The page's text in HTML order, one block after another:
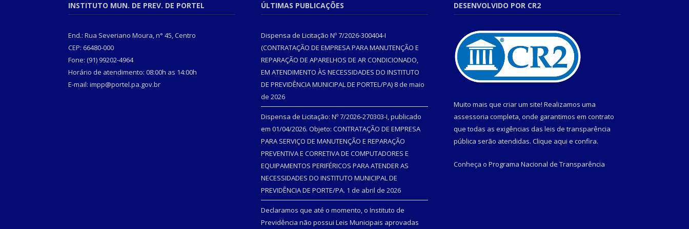
INSTITUTO MUN. DE PREV. DE PORTEL
End.: Rua Severiano Moura, n° 45, Centro
CEP: 66480-000
Fone: (91) 99202-4964
Horário de atendimento: 08:00h as 14:00h
E-mail: impp@portel.pa.gov.br
ÚLTIMAS PUBLICAÇÕES
Dispensa de Licitação Nº 7/2026-300404-I
(CONTRATAÇÃO DE EMPRESA PARA MANUTENÇÃO E
REPARAÇÃO DE APARELHOS DE AR CONDICIONADO,
EM ATENDIMENTO ÀS NECESSIDADES DO INSTITUTO
DE PREVIDÊNCIA MUNICIPAL DE PORTEL/PA) 8 de maio
de 2026
Dispensa de Licitação: Nº 7/2026-270303-I, publicado
em 01/04/2026. Objeto: CONTRATAÇÃO DE EMPRESA
PARA SERVIÇO DE MANUTENÇÃO E REPARAÇÃO
PREVENTIVA E CORRETIVA DE COMPUTADORES E
EQUIPAMENTOS PERIFÉRICOS PARA ATENDER AS
NECESSIDADES DO INSTITUTO MUNICIPAL DE
PREVIDÊNCIA DE PORTE/PA. 1 de abril de 2026
Declaramos que até o momento, o Instituto de
Previdência não possui Leis Municipais aprovadas
DESENVOLVIDO POR CR2
Muito mais que criar um site! Realizamos uma
assessoria completa, onde garantimos em contrato
que todas as exigências das leis de transparência
pública serão atendidas. Clique aqui e confira.
Conheça o Programa Nacional de Transparência